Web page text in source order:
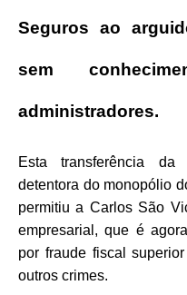
Seguros ao
sem
administradores.
Esta transferência da
detentora do monopólio
permitiu a Carlos São
empresarial, que é
por fraude fiscal
outros crimes.